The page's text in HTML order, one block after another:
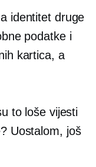
identitet druge
podatke i
kartica, a
to loše vijesti
Uostalom, još